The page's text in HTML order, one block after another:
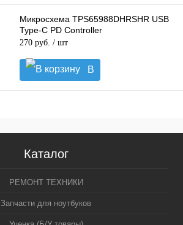
корзину
Микросхема TPS65988DHRSHR USB
Type-C PD Controller
270 руб. / шт
В
корзину
Каталог
РЕМОНТ ТЕХНИКИ
Запчасти для ноутбуков